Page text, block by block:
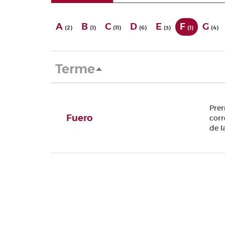
A (2) B (1) C (11) D (6) E (3) F (1) G (4)
TermeOrdenar
Fuero
de